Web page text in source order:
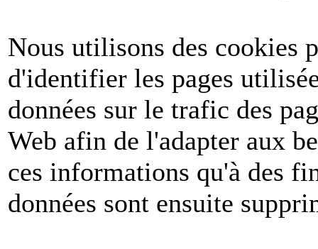
Nous utilisons des cookies
d'identifier les pages
données sur le trafic des
Web afin de l'adapter aux
ces informations qu'à des
données sont ensuite